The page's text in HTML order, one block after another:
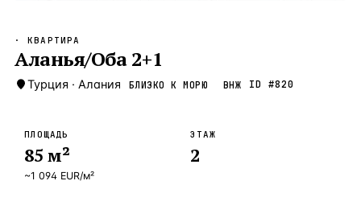
Новороссийск — Локация
Стамбул —Локация Турция · 2
ЧАСТО ИЩУТ
Турция Россия
· КВАРТИРА
Аланья/Оба 2+1
Турция · Алания БЛИЗКО К МОРЮ ВНЖ ID #820
ПЛОЩАДЬ
85 м²
~1 094 EUR/м²
ЭТАЖ
2